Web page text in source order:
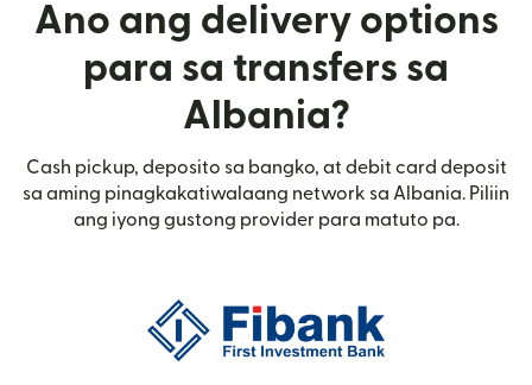
Ano ang delivery options
para sa transfers sa
Albania?
Cash pickup, deposito sa bangko, at debit card deposit
sa aming pinagkakatiwalaang network sa Albania. Piliin
ang iyong gustong provider para matuto pa.